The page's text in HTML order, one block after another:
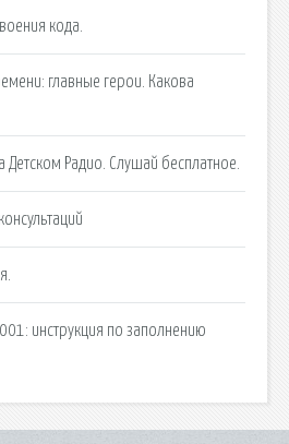
кода.
главные герои. Какова
Детском Радио. Слушай бесплатное.
инструкция по заполнению